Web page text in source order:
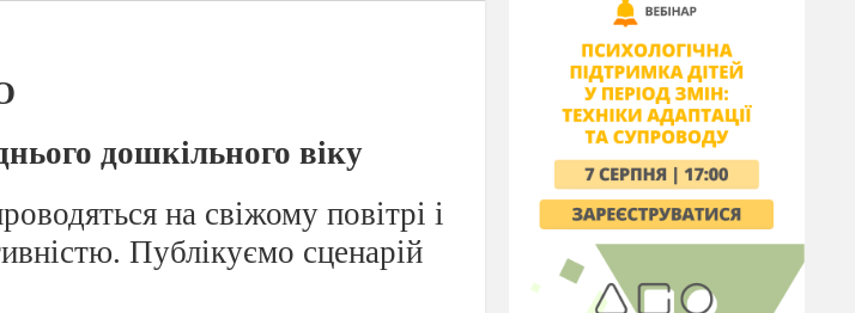
дошкільного віку
на свіжому повітрі і
Публікуємо сценарій